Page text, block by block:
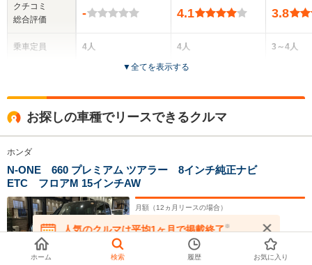
クチコミ
総合評価
乗車定員
サイズ
-
4人
全高
1.55m
全幅
1.48m
3.4m
ホイールベース
-m
4.1
4人
3ドア
1.45m
全幅
4.27m
ホイールベース
3.8
3～4人
▼全てを表示する
お探しの車種でリースできるクルマ
ホンダ
N-ONE 660 プレミアム ツアラー 8インチ純正ナビ
ETC フロアM 15インチAW
月額（12 ヵ月リースの場合）
4.55
万円
ボーナス払いなし
万km
人気のクルマは平均1ヶ月で掲載終了※
在庫が無くなる前にお問い合わせください
ホーム 検索 履歴 お気に入り